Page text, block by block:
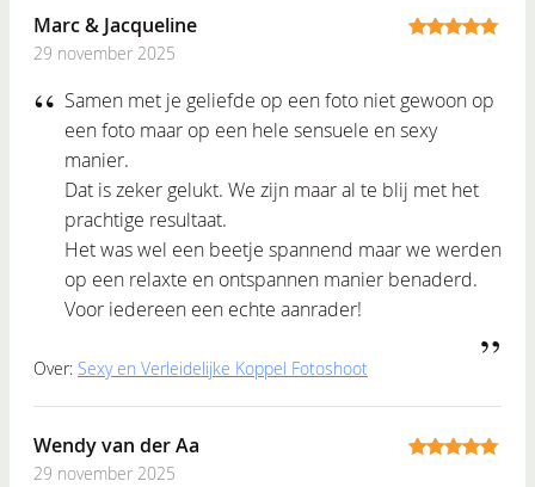
Marc & Jacqueline
29 november 2025
Samen met je geliefde op een foto niet gewoon op
een foto maar op een hele sensuele en sexy
manier.
Dat is zeker gelukt. We zijn maar al te blij met het
prachtige resultaat.
Het was wel een beetje spannend maar we werden
op een relaxte en ontspannen manier benaderd.
Voor iedereen een echte aanrader!
Over: Sexy en Verleidelijke Koppel Fotoshoot
Wendy van der Aa
29 november 2025